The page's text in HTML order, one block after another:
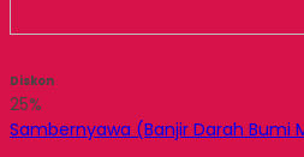
Diskon
25%
Sambernyawa (Banjir Darah Bumi